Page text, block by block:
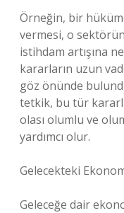
Örneğin, bir
vermesi, o
istihdam artışına
kararların uzun
göz önünde
tetkik, bu tür
olası olumlu ve
yardımcı olur.
Gelecekteki
Geleceğe dair